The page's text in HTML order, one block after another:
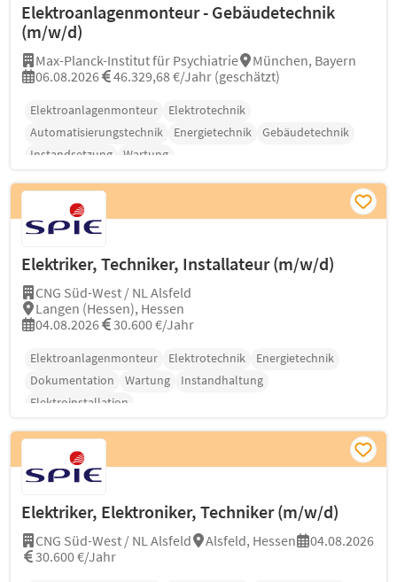
Elektroanlagenmonteur - Gebäudetechnik
(m/w/d)
Max-Planck-Institut für Psychiatrie
München, Bayern
06.08.2026
46.329,68 €/Jahr (geschätzt)
Elektroanlagenmonteur
Elektrotechnik
Automatisierungstechnik
Energietechnik
Gebäudetechnik
Instandsetzung
Wartung
Elektriker, Techniker, Installateur (m/w/d)
CNG Süd-West / NL Alsfeld
Langen (Hessen), Hessen
04.08.2026
30.600 €/Jahr
Elektroanlagenmonteur Elektrotechnik
Energietechnik
Dokumentation
Wartung
Instandhaltung
Elektroinstallation
Elektriker, Elektroniker, Techniker (m/w/d)
CNG Süd-West / NL Alsfeld Alsfeld, Hessen
04.08.2026
30.600 €/Jahr